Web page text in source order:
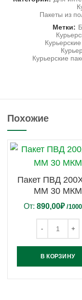
Пакеты из
Метки:
Курьерские
Похожие
Пакет ПВД
ММ 30 МКМ
От: 890,00₽ /
В КОРЗИНУ